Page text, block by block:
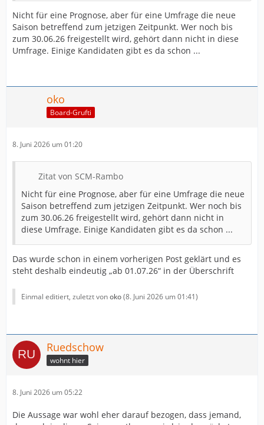
Nicht für eine Prognose, aber für eine Umfrage die neue
Saison betreffend zum jetzigen Zeitpunkt. Wer noch bis
zum 30.06.26 freigestellt wird, gehört dann nicht in diese
Umfrage. Einige Kandidaten gibt es da schon ...
oko
Board-Grufti
8. Juni 2026 um 01:20
Zitat von SCM-Rambo
Nicht für eine Prognose, aber für eine Umfrage die neue
Saison betreffend zum jetzigen Zeitpunkt. Wer noch bis
zum 30.06.26 freigestellt wird, gehört dann nicht in
diese Umfrage. Einige Kandidaten gibt es da schon ...
Das wurde schon in einem vorherigen Post geklärt und es
steht deshalb eindeutig „ab 01.07.26“ in der Überschrift
Einmal editiert, zuletzt vonoko(8. Juni 2026 um 01:41)
Ruedschow
wohnt hier
8. Juni 2026 um 05:22
Die Aussage war wohl eher darauf bezogen, dass jemand,